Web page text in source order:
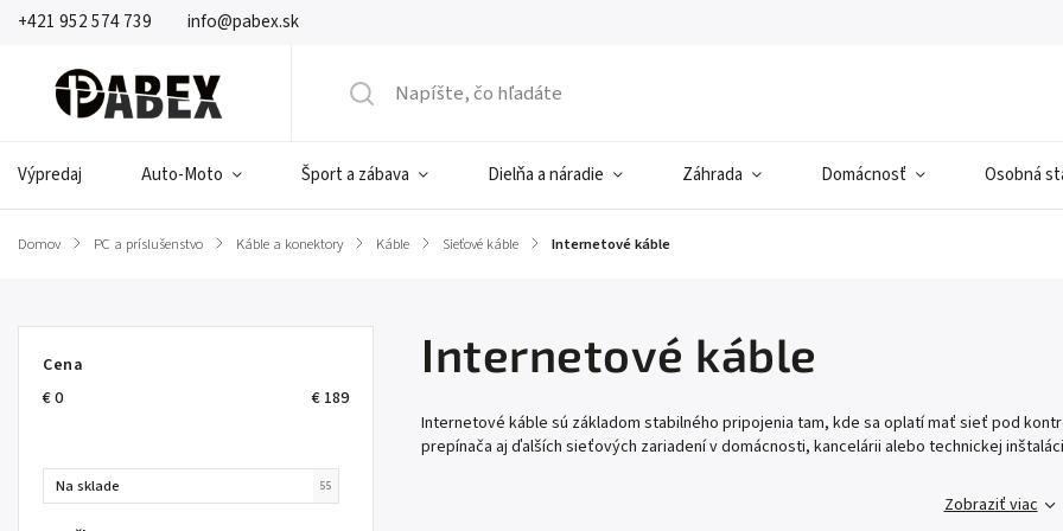
+421 952 574 739 info@pabex.sk
Výpredaj Auto-Moto Šport a zábava Dielňa a náradie Záhrada Domácnosť Osobná
Domov / PC a príslušenstvo / Káble a konektory / Káble / Sieťové káble / Internetové káble
Cena
€0 € 189
Na sklade 55
Internetové káble
Internetové káble sú základom stabilného pripojenia tam, kde sa oplatí mať sieť pod
prepínača aj ďalších sieťových zariadení v domácnosti, kancelárii alebo technickej
Zobraziť viac